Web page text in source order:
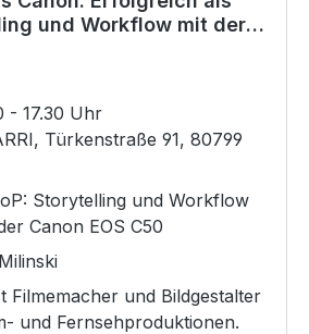
und Workflow mit der
- 17.30 Uhr
Türkenstraße 91, 80799
Storytelling und Workflow
Canon EOS C50
Filmemacher und Bildgestalter
und Fernsehproduktionen.